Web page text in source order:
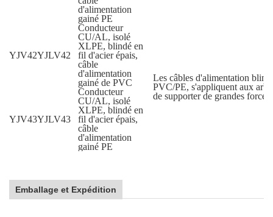
d'alimentation
gainé PE
YJV42YJLV42
Conducteur
CU/AL, isolé
XLPE, blindé en
fil d'acier épais,
câble
d'alimentation
gainé de PVC
Les câbles d'alimentation
PVC/PE, s'appliquent aux
de supporter de grandes
YJV43YJLV43
Conducteur
CU/AL, isolé
XLPE, blindé en
fil d'acier épais,
câble
d'alimentation
gainé PE
Emballage et Expédition